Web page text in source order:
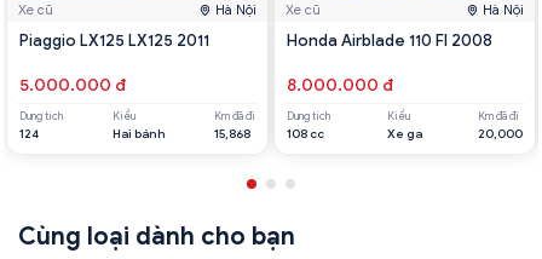
Xe cũ Hà Nội
Piaggio LX125 LX125 2011
5.000.000 đ
Dung tích
124
Kiểu
Hai bánh
Km đã đi
15,868
Xe cũ Hà Nội
Honda Airblade 110 FI 2008
8.000.000 đ
Dung tích
108 cc
Kiểu
Xe ga
Km đã đi
20,000
Cùng loại dành cho bạn